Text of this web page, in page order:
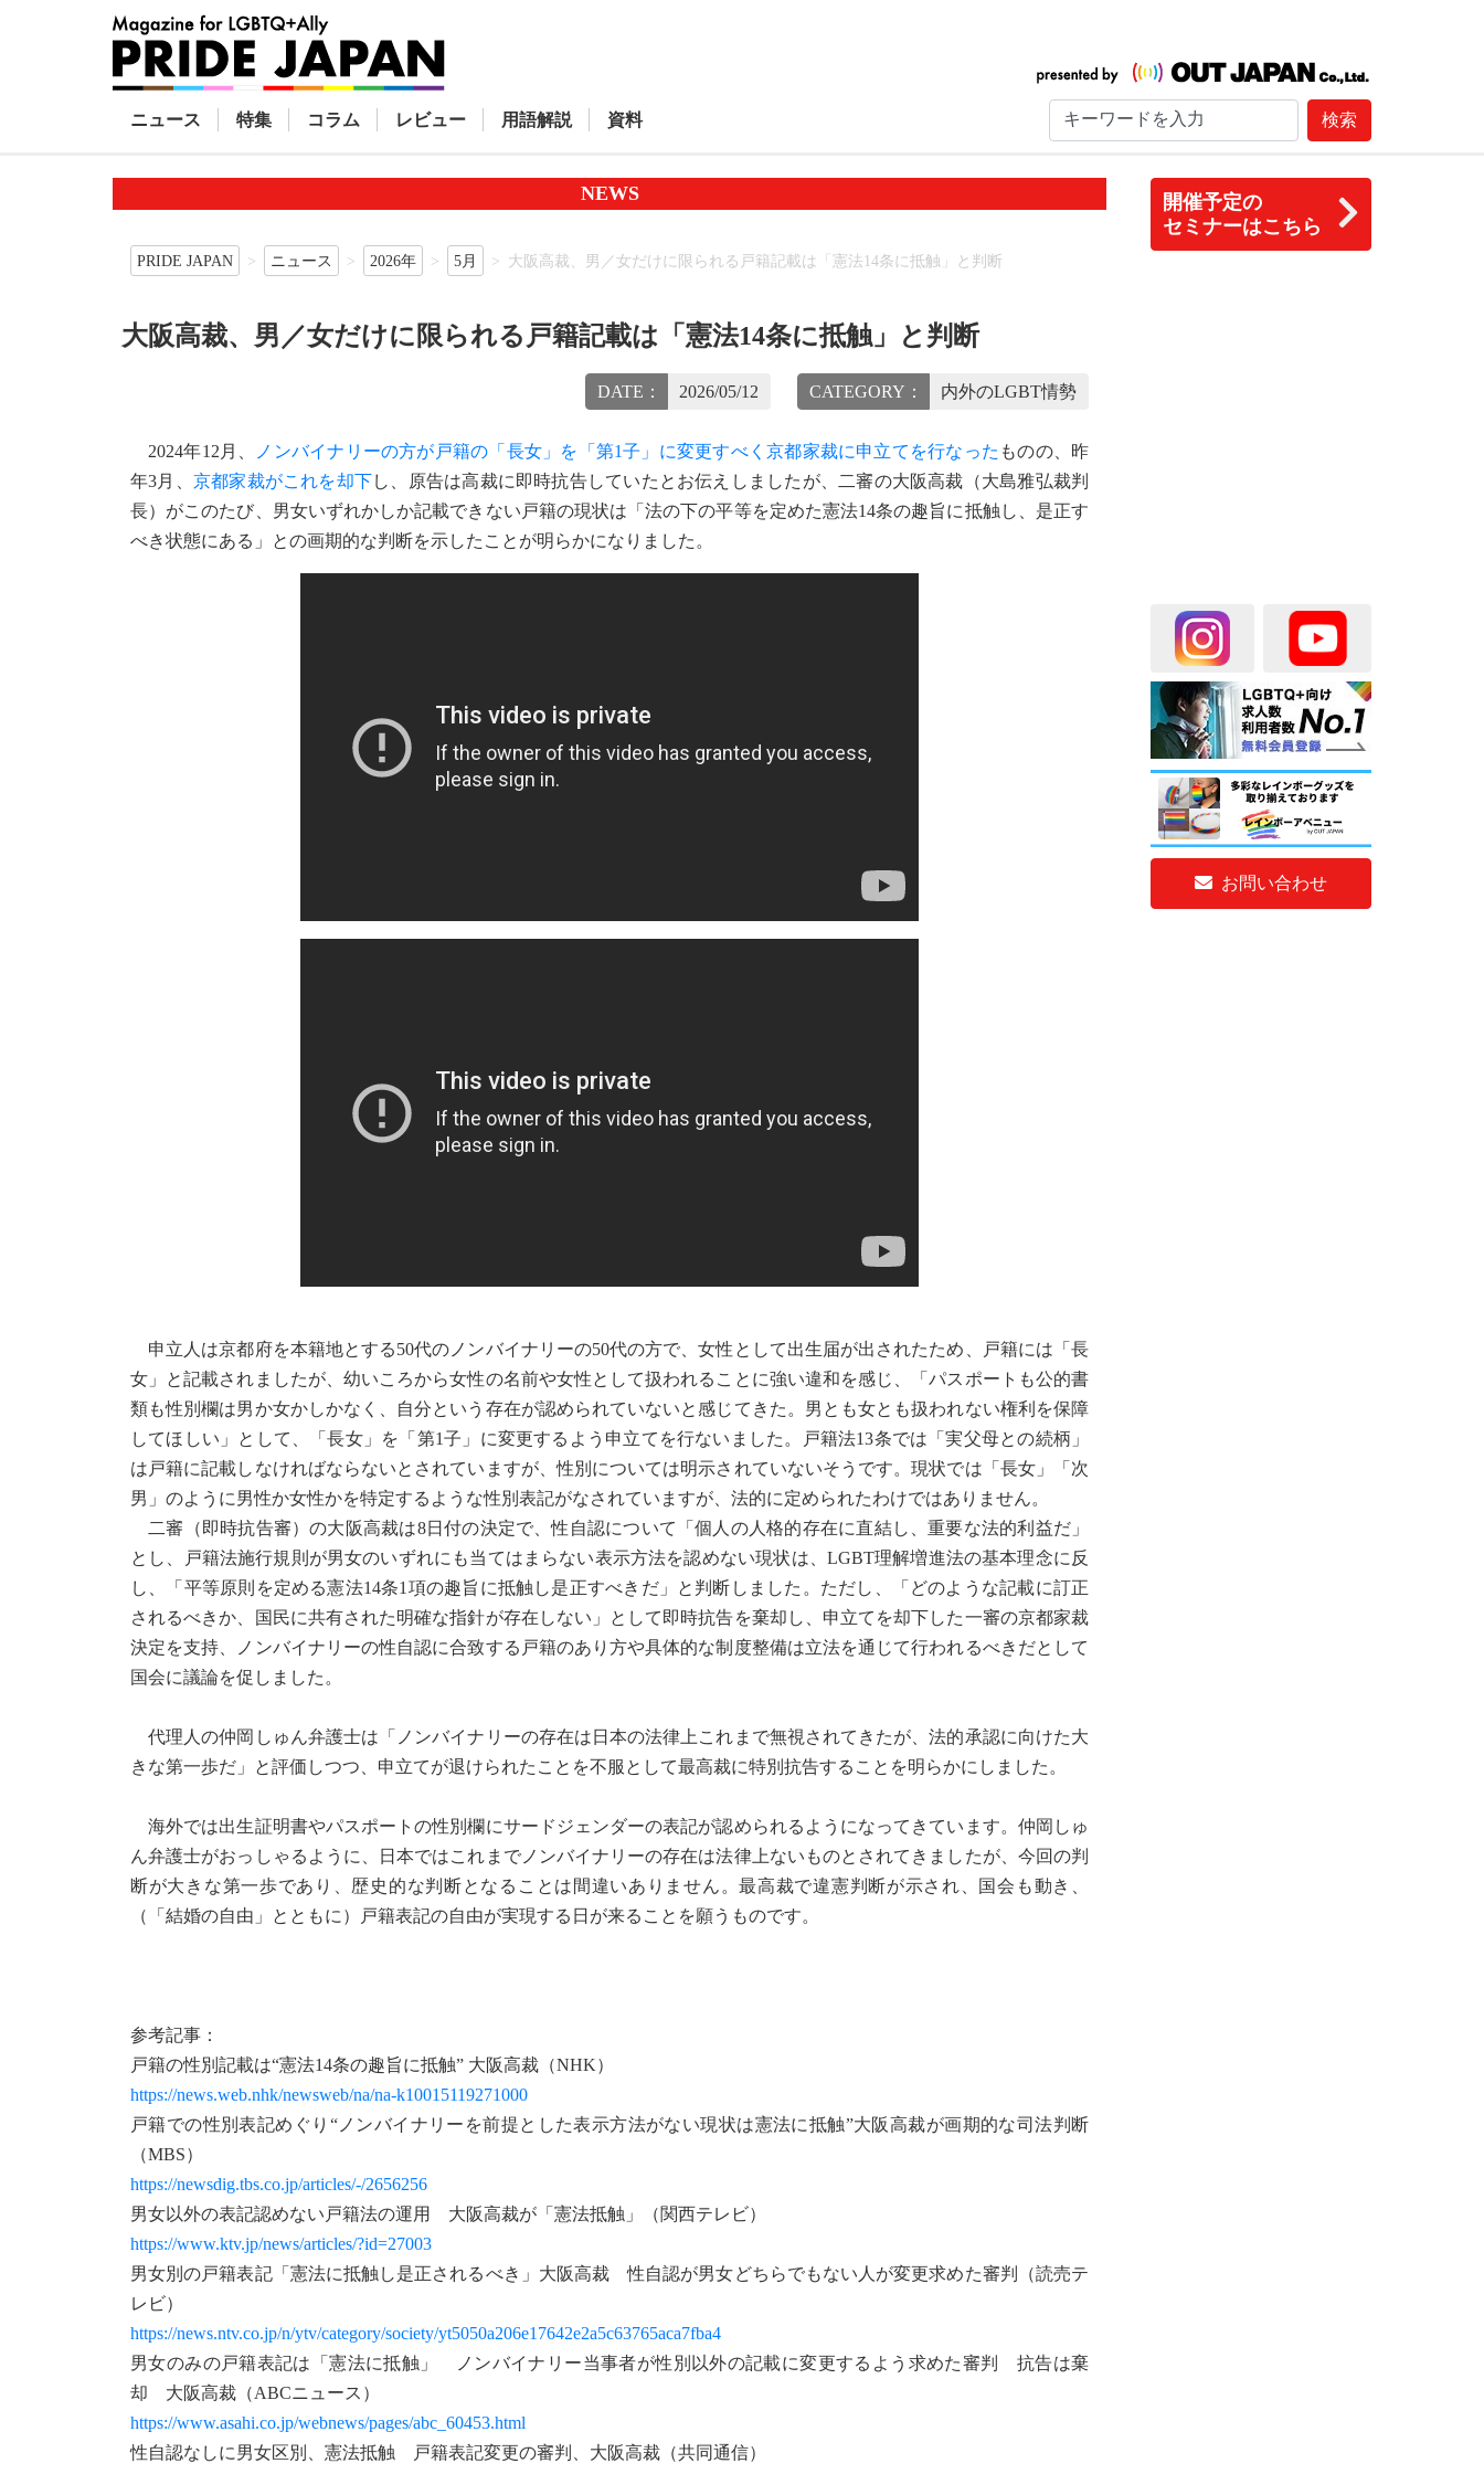
ニュース 特集 コラム レビュー 用語解説 資料 検索
開催予定の
セミナーはこちら
お問い合わせ
NEWS
PRIDE JAPAN ニュース 2026年 5月 大阪高裁、男／女だけに限られる戸籍記載は「憲法14条に抵触」と判断
大阪高裁、男／女だけに限られる戸籍記載は「憲法14条に抵触」と判断
DATE： 2026/05/12 CATEGORY： 内外のLGBT情勢
2024年12月、 ノンバイナリーの方が戸籍の「長女」を「第1子」に変更すべく京都家裁に申立てを行なった ものの、昨
年3月、 京都家裁がこれを却下し、原告は高裁に即時抗告していたとお伝えしましたが、二審の大阪高裁（大島雅弘裁判
長）がこのたび、男女いずれかしか記載できない戸籍の現状は「法の下の平等を定めた憲法14条の趣旨に抵触し、是正す
べき状態にある」との画期的な判断を示したことが明らかになりました。
申立人は京都府を本籍地とする50代のノンバイナリーの50代の方で、女性として出生届が出されたため、戸籍には「長
女」と記載されましたが、幼いころから女性の名前や女性として扱われることに強い違和を感じ、「パスポートも公的書
類も性別欄は男か女かしかなく、自分という存在が認められていないと感じてきた。男とも女とも扱われない権利を保障
してほしい」として、「長女」を「第1子」に変更するよう申立てを行ないました。戸籍法13条では「実父母との続柄」
は戸籍に記載しなければならないとされていますが、性別については明示されていないそうです。現状では「長女」「次
男」のように男性か女性かを特定するような性別表記がなされていますが、法的に定められたわけではありません。
二審（即時抗告審）の大阪高裁は8日付の決定で、性自認について「個人の人格的存在に直結し、重要な法的利益だ」
とし、戸籍法施行規則が男女のいずれにも当てはまらない表示方法を認めない現状は、LGBT理解増進法の基本理念に反
し、「平等原則を定める憲法14条1項の趣旨に抵触し是正すべきだ」と判断しました。ただし、「どのような記載に訂正
されるべきか、国民に共有された明確な指針が存在しない」として即時抗告を棄却し、申立てを却下した一審の京都家裁
決定を支持、ノンバイナリーの性自認に合致する戸籍のあり方や具体的な制度整備は立法を通じて行われるべきだとして
国会に議論を促しました。
代理人の仲岡しゅん弁護士は「ノンバイナリーの存在は日本の法律上これまで無視されてきたが、法的承認に向けた大
きな第一歩だ」と評価しつつ、申立てが退けられたことを不服として最高裁に特別抗告することを明らかにしました。
海外では出生証明書やパスポートの性別欄にサードジェンダーの表記が認められるようになってきています。仲岡しゅ
ん弁護士がおっしゃるように、日本ではこれまでノンバイナリーの存在は法律上ないものとされてきましたが、今回の判
断が大きな第一歩であり、歴史的な判断となることは間違いありません。最高裁で違憲判断が示され、国会も動き、
（「結婚の自由」とともに）戸籍表記の自由が実現する日が来ることを願うものです。
参考記事：
戸籍の性別記載は“憲法14条の趣旨に抵触” 大阪高裁（NHK）
https://news.web.nhk/newsweb/na/na-k10015119271000
戸籍での性別表記めぐり“ノンバイナリーを前提とした表示方法がない現状は憲法に抵触”大阪高裁が画期的な司法判断
（MBS）
https://newsdig.tbs.co.jp/articles/-/2656256
男女以外の表記認めない戸籍法の運用 大阪高裁が「憲法抵触」（関西テレビ）
https://www.ktv.jp/news/articles/?id=27003
男女別の戸籍表記「憲法に抵触し是正されるべき」大阪高裁 性自認が男女どちらでもない人が変更求めた審判（読売テ
レビ）
https://news.ntv.co.jp/n/ytv/category/society/yt5050a206e17642e2a5c63765aca7fba4
男女のみの戸籍表記は「憲法に抵触」 ノンバイナリー当事者が性別以外の記載に変更するよう求めた審判 抗告は棄
却 大阪高裁（ABCニュース）
https://www.asahi.co.jp/webnews/pages/abc_60453.html
性自認なしに男女区別、憲法抵触 戸籍表記変更の審判、大阪高裁（共同通信）